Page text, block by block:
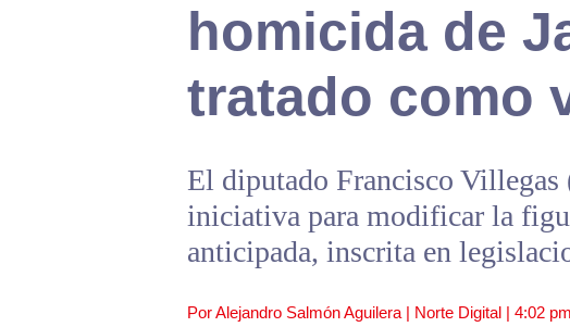
homicida de
tratado como
El diputado Francisco Villegas
iniciativa para modificar la
anticipada, inscrita en
Por Alejandro Salmón Aguilera | Norte Digital | 4:02 pm